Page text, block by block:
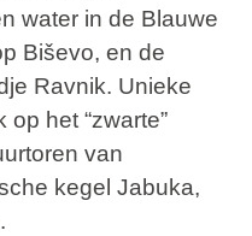
water in de Blauwe
Biševo, en de
Ravnik. Unieke
het “zwarte”
van
kegel Jabuka,